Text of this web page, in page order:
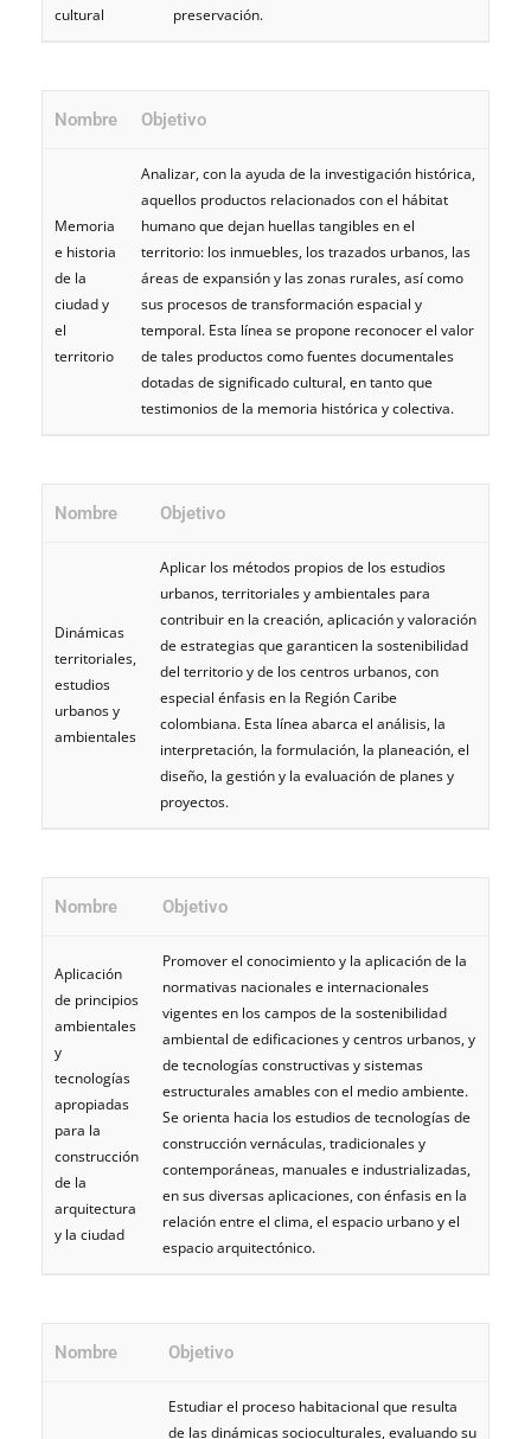
cultural
preservación.
Nombre Objetivo
Memoria
e historia
de la
ciudad y
el
territorio
Analizar, con la ayuda de la investigación histórica,
aquellos productos relacionados con el hábitat
humano que dejan huellas tangibles en el
territorio: los inmuebles, los trazados urbanos, las
áreas de expansión y las zonas rurales, así como
sus procesos de transformación espacial y
temporal. Esta línea se propone reconocer el valor
de tales productos como fuentes documentales
dotadas de significado cultural, en tanto que
testimonios de la memoria histórica y colectiva.
Nombre Objetivo
Dinámicas
territoriales,
estudios
urbanos y
ambientales
Aplicar los métodos propios de los estudios
urbanos, territoriales y ambientales para
contribuir en la creación, aplicación y valoración
de estrategias que garanticen la sostenibilidad
del territorio y de los centros urbanos, con
especial énfasis en la Región Caribe
colombiana. Esta línea abarca el análisis, la
interpretación, la formulación, la planeación, el
diseño, la gestión y la evaluación de planes y
proyectos.
Nombre Objetivo
Aplicación
de principios
ambientales
y
tecnologías
apropiadas
para la
construcción
de la
arquitectura
y la ciudad
Promover el conocimiento y la aplicación de la
normativas nacionales e internacionales
vigentes en los campos de la sostenibilidad
ambiental de edificaciones y centros urbanos, y
de tecnologías constructivas y sistemas
estructurales amables con el medio ambiente.
Se orienta hacia los estudios de tecnologías de
construcción vernáculas, tradicionales y
contemporáneas, manuales e industrializadas,
en sus diversas aplicaciones, con énfasis en la
relación entre el clima, el espacio urbano y el
espacio arquitectónico.
Nombre Objetivo
Estudiar el proceso habitacional que resulta
de las dinámicas socioculturales, evaluando su